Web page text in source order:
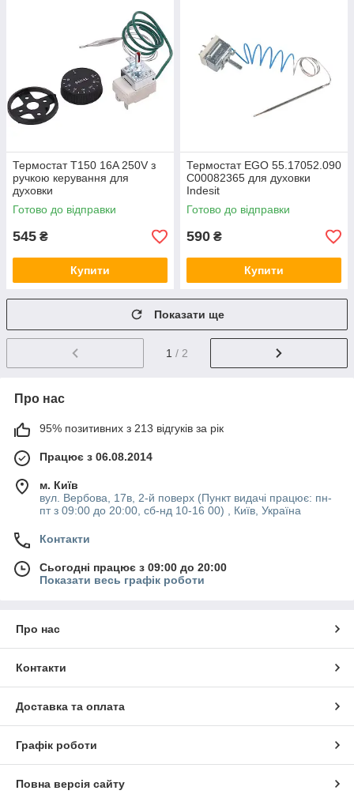
Термостат T150 16A 250V з
ручкою керування для
духовки
Готово до відправки
545 ₴
Купити
Термостат EGO 55.17052.090
C00082365 для духовки
Indesit
Готово до відправки
590 ₴
Купити
Показати ще
1 / 2
Про нас
95% позитивних з 213 відгуків за рік
Працює з 06.08.2014
м. Київ
вул. Вербова, 17в, 2-й поверх (Пункт видачі працює: пн-
пт з 09:00 до 20:00, сб-нд 10-16 00) , Київ, Україна
Контакти
Сьогодні працює з 09:00 до 20:00
Показати весь графік роботи
Про нас
Контакти
Доставка та оплата
Графік роботи
Повна версія сайту